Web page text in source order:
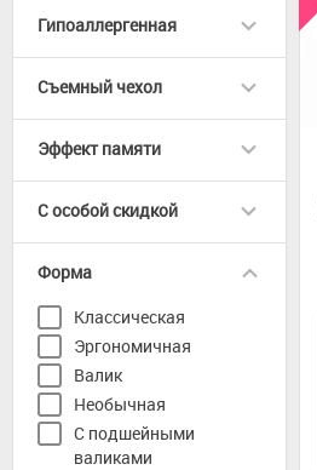
Гипоаллергенная
Съемный чехол
Эффект памяти
C особой скидкой
Форма
Классическая
Эргономичная
Валик
Необычная
С подшейными
валиками